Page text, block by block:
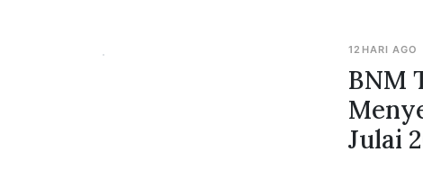
12HARI AGO
BNM
Julai